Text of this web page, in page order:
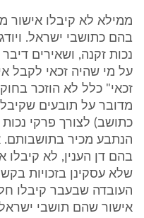
ממילא לא קיבלו אישור
בהם כתושבי ישראל.
נכות זקנה, ושאירים
על מי שהיה זכאי לקבל
זכאי" כלל לא הוזכר
מדובר על תובעים
כתושב) לצורך פרקי
הנתבע מכיר בתושבותם.
בהם דן הענין, לא קיבלו
שלא עסקינן בזכויות
אישור שהם תושבי